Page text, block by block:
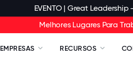
EVENTO | Great Leadership
Melhores Lugares Para
EMPRESAS RECURSOS